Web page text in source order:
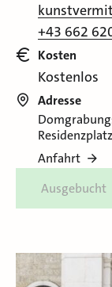
+43 662
Kosten
Kostenlos
Adresse
Anfahrt
Ausgebucht